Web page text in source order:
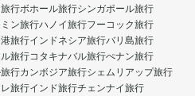
行ボホール旅行シンガポール旅行
ン旅行ハノイ旅行フーコック旅行
旅行インドネシア旅行バリ島旅行
旅行コタキナバル旅行ぺナン旅行
行カンボジア旅行シェムリアップ旅行
旅行インド旅行チェンナイ旅行